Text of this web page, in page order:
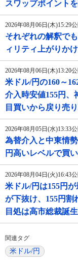
スワップポイント
2026年08月06日(木
それぞれの解釈で
ィリティ上がりか
2026年08月06日(木
米ドル/円の160～
介入時安値155円、
目買いから戻り売
2026年08月05日(水
為替介入と中東情
円高いレベルで買
2026年08月04日(火
米ドル/円は155円
が下抜け、155円割
目処は高市総裁誕
関連タグ
米ドル/円